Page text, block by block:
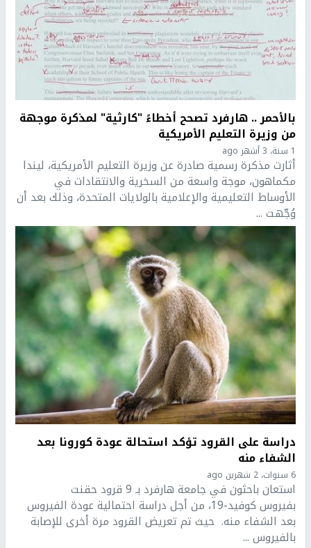
بالأحمر .. هارفرد تصحح أخطاءً "كارثية" لمذكرة موجهة
من وزيرة التعليم الأمريكية
1 سنة، 3 أشهر ago
أثارت مذكرة رسمية صادرة عن وزيرة التعليم الأمريكية، ليندا
مكماهون، موجة واسعة من السخرية والانتقادات في
الأوساط التعليمية والإعلامية بالولايات المتحدة، وذلك بعد أن
وُجّهت ...
دراسة على القرود تؤكد استحالة عودة كورونا بعد
الشفاء منه
6 سنوات، 2 شهرين ago
استعان باحثون في جامعة هارفرد بـ 9 قرود حقنت
بفيروس كوفيد-19، من أجل دراسة احتمالية عودة الفيروس
بعد الشفاء منه. حيث تم تعريض القرود مرة أخرى للإصابة
بالفيروس ...